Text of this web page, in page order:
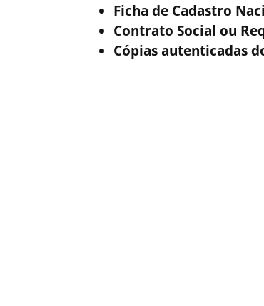
Ficha de Cadastro
Contrato Social ou
Cópias autenticadas